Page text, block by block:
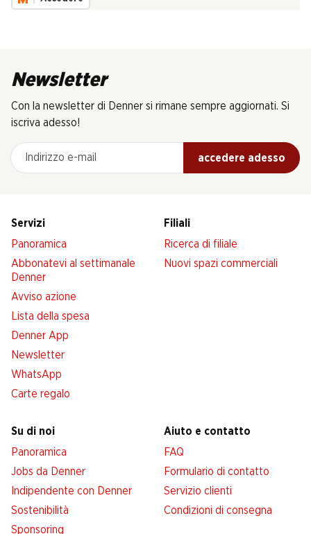
Newsletter
Con la newsletter di Denner si rimane sempre aggiornati. Si
iscriva adesso!
Indirizzo e-mail
accedere adesso
Servizi
Panoramica
Abbonatevi al settimanale
Denner
Avviso azione
Lista della spesa
Denner App
Newsletter
WhatsApp
Carte regalo
Filiali
Ricerca di filiale
Nuovi spazi commerciali
Su di noi
Panoramica
Jobs da Denner
Indipendente con Denner
Sostenibilità
Sponsoring
Aiuto e contatto
FAQ
Formulario di contatto
Servizio clienti
Condizioni di consegna